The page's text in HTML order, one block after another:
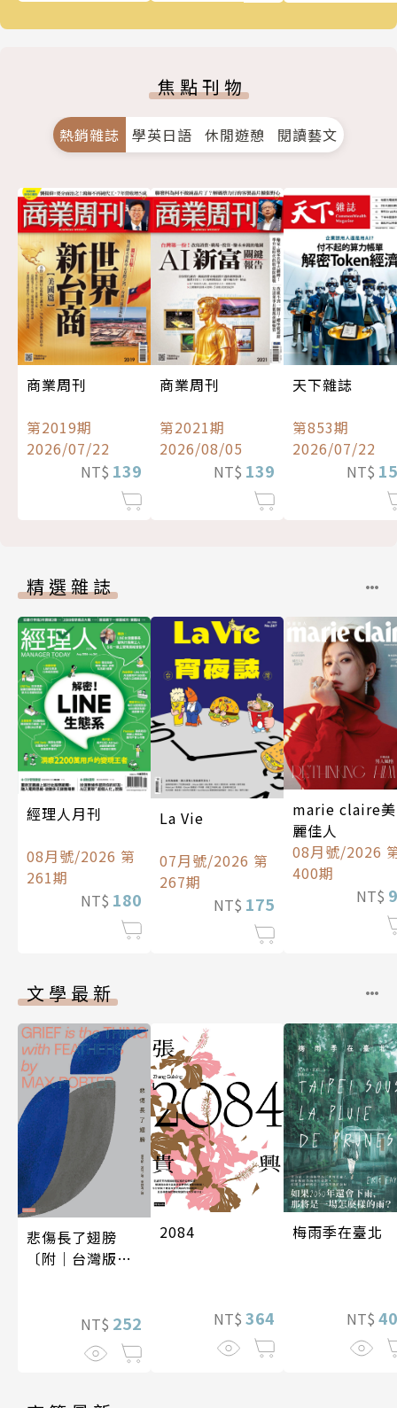
焦點刊物
熱銷雜誌 學英日語 休閒遊憩 閱讀藝文
商業周刊
第2019期
2026/07/22
NT$ 139
商業周刊
第2021期
2026/08/05
NT$ 139
天下雜誌
第853期
2026/07/22
NT$
精選雜誌
經理人月刊
08月號/2026 第
261期
NT$ 180
La Vie
07月號/2026 第
267期
NT$ 175
marie claire美
麗佳人
08月號/2026
400期
NT$
文學最新
悲傷長了翅膀
〔附｜台灣版獨
NT$ 252
2084
NT$ 364
梅雨季在臺北
NT$